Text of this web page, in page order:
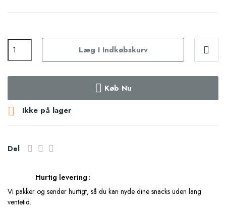
Læg I Indkøbskurv
Køb Nu
 Ikke på lager
Del
Hurtig levering
Vi pakker og sender hurtigt, så du kan nyde dine snacks uden lang
ventetid.